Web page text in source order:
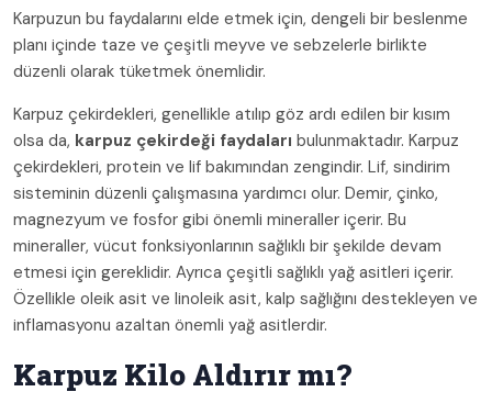
Karpuzun bu faydalarını elde etmek için, dengeli bir beslenme
planı içinde taze ve çeşitli meyve ve sebzelerle birlikte
düzenli olarak tüketmek önemlidir.
Karpuz çekirdekleri, genellikle atılıp göz ardı edilen bir kısım
olsa da, karpuz çekirdeği faydaları bulunmaktadır. Karpuz
çekirdekleri, protein ve lif bakımından zengindir. Lif, sindirim
sisteminin düzenli çalışmasına yardımcı olur. Demir, çinko,
magnezyum ve fosfor gibi önemli mineraller içerir. Bu
mineraller, vücut fonksiyonlarının sağlıklı bir şekilde devam
etmesi için gereklidir. Ayrıca çeşitli sağlıklı yağ asitleri içerir.
Özellikle oleik asit ve linoleik asit, kalp sağlığını destekleyen ve
inflamasyonu azaltan önemli yağ asitlerdir.
Karpuz Kilo Aldırır mı?